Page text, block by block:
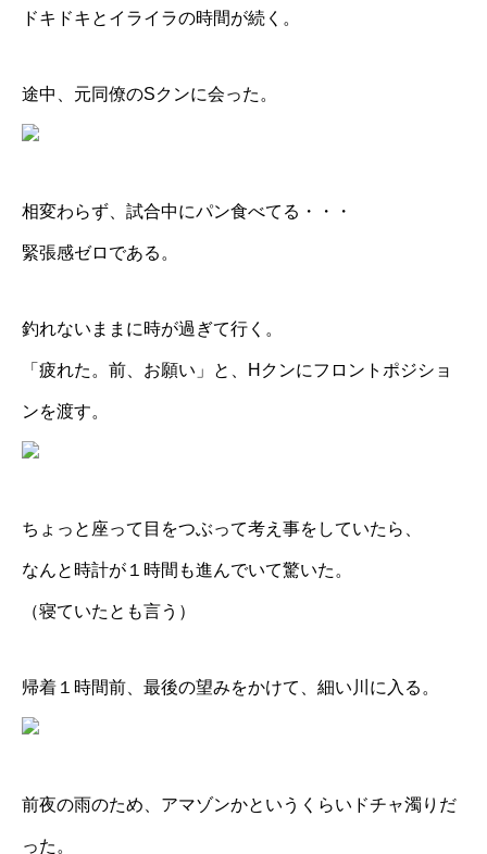
ドキドキとイライラの時間が続く。
途中、元同僚のSクンに会った。
相変わらず、試合中にパン食べてる・・・
緊張感ゼロである。
釣れないままに時が過ぎて行く。
「疲れた。前、お願い」と、Hクンにフロントポジショ
ンを渡す。
ちょっと座って目をつぶって考え事をしていたら、
なんと時計が１時間も進んでいて驚いた。
（寝ていたとも言う）
帰着１時間前、最後の望みをかけて、細い川に入る。
前夜の雨のため、アマゾンかというくらいドチャ濁りだ
った。